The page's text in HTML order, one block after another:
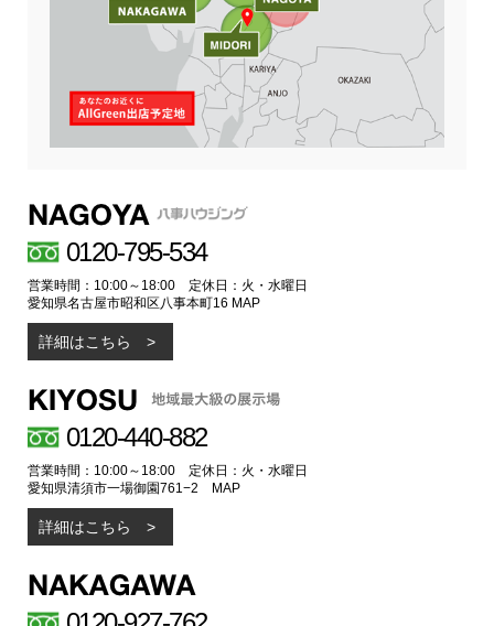
0120-795-534
営業時間：10:00～18:00 定休日：火・水曜日
愛知県名古屋市昭和区八事本町16 MAP
詳細はこちら
0120-440-882
営業時間：10:00～18:00 定休日：火・水曜日
愛知県清須市一場御園761−2 MAP
詳細はこちら